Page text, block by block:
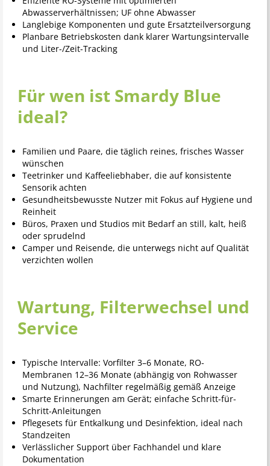
Abwasserverhältnissen; UF ohne Abwasser
Langlebige Komponenten und gute Ersatzteilversorgung
Planbare Betriebskosten dank klarer Wartungsintervalle
und Liter-/Zeit-Tracking
Für wen ist Smardy Blue
ideal?
Familien und Paare, die täglich reines, frisches Wasser
wünschen
Teetrinker und Kaffeeliebhaber, die auf konsistente
Sensorik achten
Gesundheitsbewusste Nutzer mit Fokus auf Hygiene und
Reinheit
Büros, Praxen und Studios mit Bedarf an still, kalt, heiß
oder sprudelnd
Camper und Reisende, die unterwegs nicht auf Qualität
verzichten wollen
Wartung, Filterwechsel und
Service
Typische Intervalle: Vorfilter 3–6 Monate, RO-
Membranen 12–36 Monate (abhängig von Rohwasser
und Nutzung), Nachfilter regelmäßig gemäß Anzeige
Smarte Erinnerungen am Gerät; einfache Schritt-für-
Schritt-Anleitungen
Pflegesets für Entkalkung und Desinfektion, ideal nach
Standzeiten
Verlässlicher Support über Fachhandel und klare
Dokumentation